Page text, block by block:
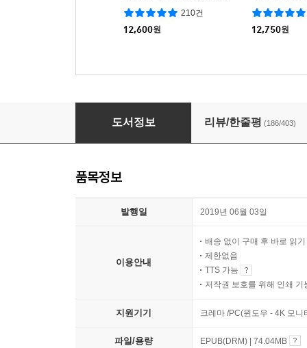
210건
12,600원 12,750원
빨강 머리 앤
도서정보 리뷰/한줄평 (186/403)
품목정보
발행일 2019년 06월 03일
이용안내
배송 없이 구매 후 바로 읽기
제한없음
TTS 가능
저작권 보호를 위해 인쇄 기
지원기기 크레마 /PC(윈도우 - 4K 모
파일/용량 EPUB(DRM) | 74.04MB